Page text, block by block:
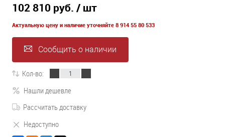
102 810 руб. / шт
Актуальную цену и наличие уточняйте 8 914 55 80 533
Сообщить о наличии
Кол-во:
Нашли дешевле
Рассчитать доставку
Недоступно